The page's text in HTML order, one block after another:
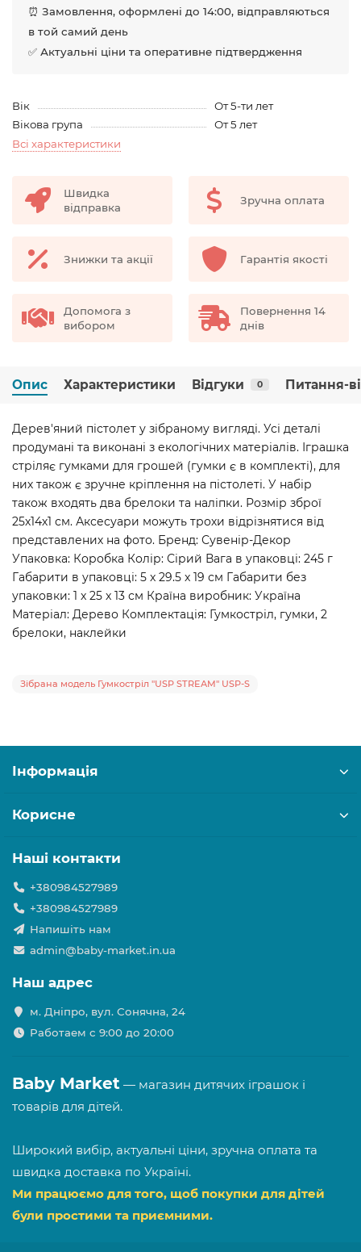
⏰ Замовлення, оформлені до 14:00, відправляються
в той самий день
✅ Актуальні ціни та оперативне підтвердження
Вік
От 5-ти лет
Вікова група
От 5 лет
Всі характеристики
Швидка
відправка
Зручна оплата
Знижки та акції Гарантія якості
Допомога з
вибором
Повернення 14
днів
Опис Характеристики Відгуки 0 Питання-
Дерев'яний пістолет у зібраному вигляді. Усі деталі
продумані та виконані з екологічних матеріалів. Іграшка
стріляє гумками для грошей (гумки є в комплекті), для
них також є зручне кріплення на пістолеті. У набір
також входять два брелоки та наліпки. Розмір зброї
25х14х1 см. Аксесуари можуть трохи відрізнятися від
представлених на фото. Бренд: Сувенір-Декор
Упаковка: Коробка Колір: Сірий Вага в упаковці: 245 г
Габарити в упаковці: 5 x 29.5 x 19 см Габарити без
упаковки: 1 x 25 x 13 см Країна виробник: Україна
Матеріал: Дерево Комплектація: Гумкостріл, гумки, 2
брелоки, наклейки
Зібрана модель Гумкостріл "USP STREAM" USP-S
Інформація
Корисне
Наші контакти
+380984527989
+380984527989
Напишіть нам
admin@baby-market.in.ua
Наш адрес
м. Дніпро, вул. Сонячна, 24
Работаем с 9:00 до 20:00
Baby Market — магазин дитячих іграшок і
товарів для дітей.
Широкий вибір, актуальні ціни, зручна оплата та
швидка доставка по Україні.
Ми працюємо для того, щоб покупки для дітей
були простими та приємними.